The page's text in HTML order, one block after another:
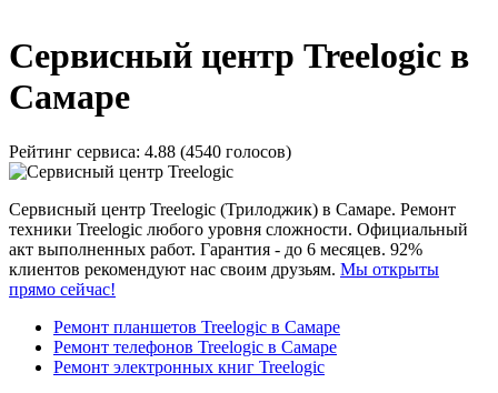
Сервисный центр Treelogic в
Самаре
Рейтинг сервиса: 4.88 (4540 голосов)
Сервисный центр Treelogic (Трилоджик) в Самаре. Ремонт
техники Treelogic любого уровня сложности. Официальный
акт выполненных работ. Гарантия - до 6 месяцев. 92%
клиентов рекомендуют нас своим друзьям. Мы открыты
прямо сейчас!
Ремонт планшетов Treelogic в Самаре
Ремонт телефонов Treelogic в Самаре
Ремонт электронных книг Treelogic